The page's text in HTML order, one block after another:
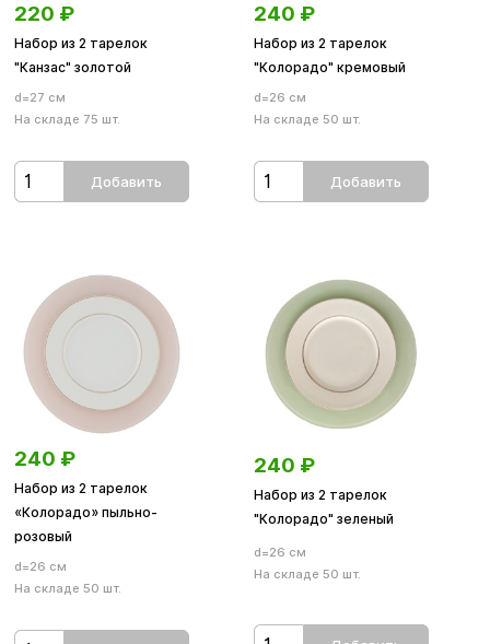
220 ₽
Набор из 2 тарелок
"Канзас" золотой
d=27 см
На складе 75 шт.
Добавить
240 ₽
Набор из 2 тарелок
"Колорадо" кремовый
d=26 см
На складе 50 шт.
Добавить
240 ₽
Набор из 2 тарелок
«Колорадо» пыльно-
розовый
d=26 см
На складе 50 шт.
240 ₽
Набор из 2 тарелок
"Колорадо" зеленый
d=26 см
На складе 50 шт.